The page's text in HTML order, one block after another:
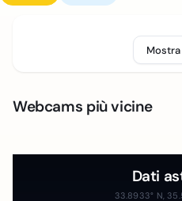
Webcams più vicine
Dati
33.8933° N,